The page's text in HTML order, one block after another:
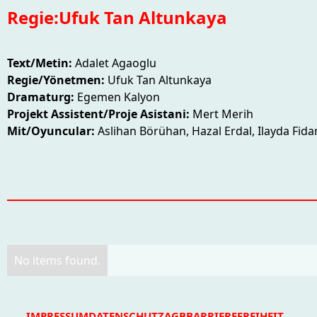
Regie:Ufuk Tan Altunkaya
Text/Metin: Adalet Agaoglu
Regie/Yönetmen: Ufuk Tan Altunkaya
Dramaturg: Egemen Kalyon
Projekt Assistent/Proje Asistani: Mert Merih
Mit/Oyuncular: Aslihan Börühan, Hazal Erdal, Ilayda
No items found.